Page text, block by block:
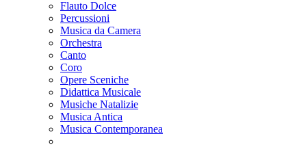
Flauto Dolce
Percussioni
Musica da Camera
Orchestra
Canto
Coro
Opere Sceniche
Didattica Musicale
Musiche Natalizie
Musica Antica
Musica Contemporanea